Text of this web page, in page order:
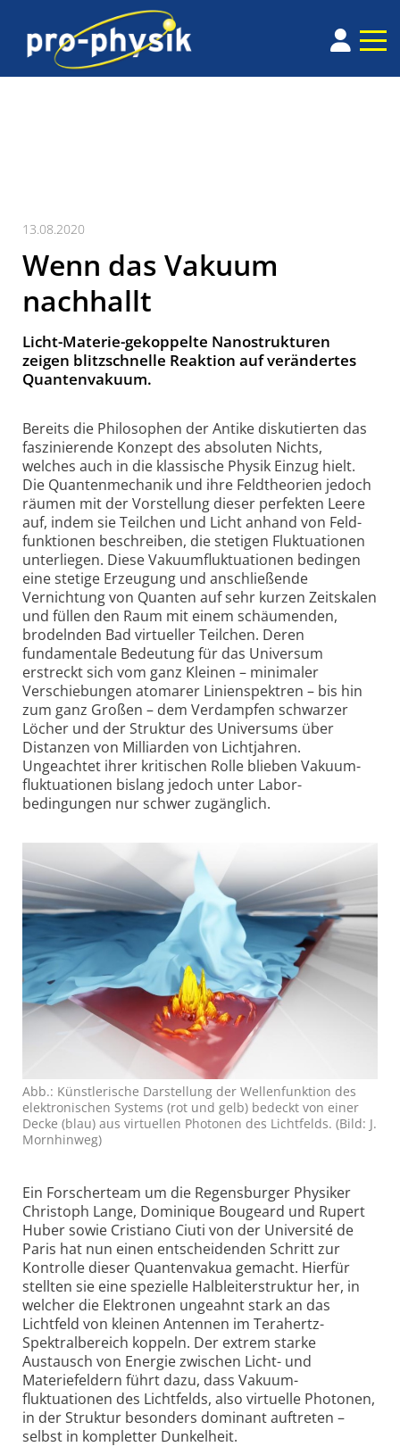
13.08.2020
Wenn das Vakuum
nachhallt
Licht-Materie-gekoppelte Nanostrukturen
zeigen blitzschnelle Reaktion auf verändertes
Quantenvakuum.
Bereits die Philosophen der Antike diskutierten das
faszinierende Konzept des absoluten Nichts,
welches auch in die klassische Physik Einzug hielt.
Die Quanten­mechanik und ihre Feld­theorien jedoch
räumen mit der Vorstellung dieser perfekten Leere
auf, indem sie Teilchen und Licht anhand von Feld­
funktionen beschreiben, die stetigen Fluktuationen
unterliegen. Diese Vakuum­fluktuationen bedingen
eine stetige Erzeugung und anschließende
Vernichtung von Quanten auf sehr kurzen Zeitskalen
und füllen den Raum mit einem schäumenden,
brodelnden Bad virtueller Teilchen. Deren
fundamentale Bedeutung für das Universum
erstreckt sich vom ganz Kleinen – minimaler
Verschiebungen atomarer Linien­spektren – bis hin
zum ganz Großen – dem Verdampfen schwarzer
Löcher und der Struktur des Universums über
Distanzen von Milliarden von Licht­jahren.
Ungeachtet ihrer kritischen Rolle blieben Vakuum­
fluktuationen bislang jedoch unter Labor­
bedingungen nur schwer zugänglich.
Abb.: Künstlerische Darstellung der Wellen­funktion des
elektronischen Systems (rot und gelb) bedeckt von einer
Decke (blau) aus virtuellen Photonen des Licht­felds. (Bild: J.
Mornhinweg)
Ein Forscherteam um die Regensburger Physiker
Christoph Lange, Dominique Bougeard und Rupert
Huber sowie Cristiano Ciuti von der Université de
Paris hat nun einen entscheidenden Schritt zur
Kontrolle dieser Quantenvakua gemacht. Hierfür
stellten sie eine spezielle Halbleiter­struktur her, in
welcher die Elektronen ungeahnt stark an das
Lichtfeld von kleinen Antennen im Terahertz-
Spektral­bereich koppeln. Der extrem starke
Austausch von Energie zwischen Licht- und
Materiefeldern führt dazu, dass Vakuum­
fluktuationen des Licht­felds, also virtuelle Photonen,
in der Struktur besonders dominant auftreten –
selbst in kompletter Dunkelheit.